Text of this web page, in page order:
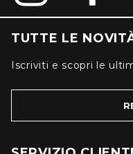
TUTTE LE
Iscriviti e scopri le